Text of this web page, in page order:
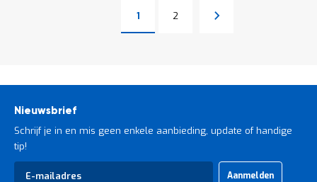
Pagina
U lees momenteel pagina
1 Pagina
2 Pagina
Volgende
Nieuwsbrief
Schrijf je in en mis geen enkele aanbieding, update of handige
tip!
Abonneer
Aanmelden